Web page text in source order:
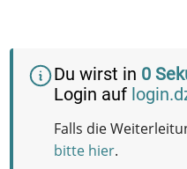
Du wirst in 0
Login auf
Falls die
bitte hier.